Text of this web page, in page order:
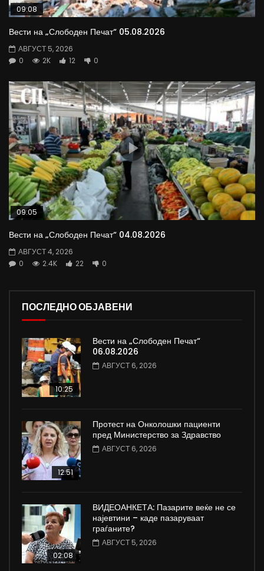
09:08
Вести на „Слободен Печат“ 05.08.2026
АВГУСТ 5, 2026
0
2K 12 0
09:05
Вести на „Слободен Печат“ 04.08.2026
АВГУСТ 4, 2026
0
2.4K 22 0
ПОСЛЕДНО ОБЈАВЕНИ
10:25
Вести на „Слободен Печат“
06.08.2026
АВГУСТ 6, 2026
12:51
Протест на Онколошки пациенти
пред Министерство за Здравство
АВГУСТ 6, 2026
02:08
ВИДЕОАНКЕТА: Пазарите веќе не се
најевтини – каде пазаруваат
граѓаните?
АВГУСТ 5, 2026